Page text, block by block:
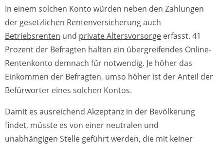
In einem solchen Konto würden neben den Zahlungen
dergesetzlichen Rentenversicherungauch
Betriebsrenten und private Altersvorsorge erfasst. 41
Prozent der Befragten halten ein übergreifendes Online-
Rentenkonto demnach für notwendig. Je höher das
Einkommen der Befragten, umso höher ist der Anteil der
Befürworter eines solchen Kontos.
Damit es ausreichend Akzeptanz in der Bevölkerung
findet, müsste es von einer neutralen und
unabhängigen Stelle geführt werden, die mit keiner